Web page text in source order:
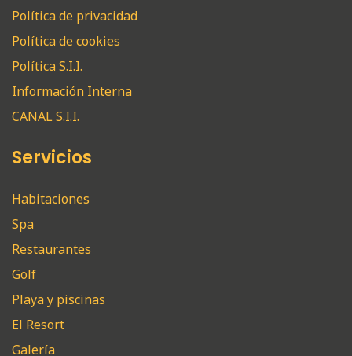
Política de privacidad
Política de cookies
Política S.I.I.
Información Interna
CANAL S.I.I.
Servicios
Habitaciones
Spa
Restaurantes
Golf
Playa y piscinas
El Resort
Galería